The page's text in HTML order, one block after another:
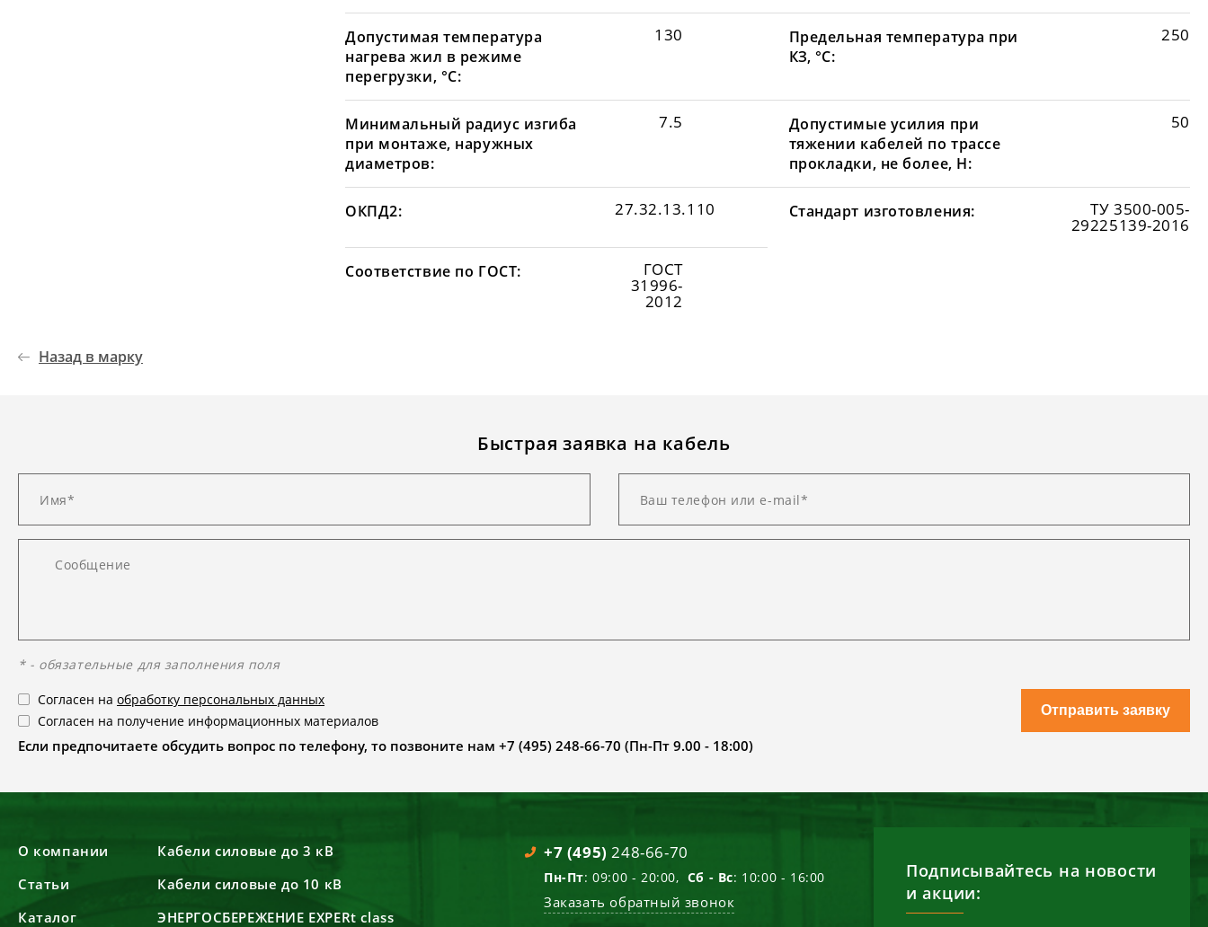
Допустимая температура
нагрева жил в режиме
перегрузки, °С:
130
Предельная температура при
КЗ, °С:
250
Минимальный радиус изгиба
при монтаже, наружных
диаметров:
7.5
Допустимые усилия при
тяжении кабелей по трассе
прокладки, не более, Н:
50
ОКПД2: 27.32.13.110 Стандарт изготовления: ТУ 3500-005-
29225139-2016
Соответствие по ГОСТ: ГОСТ
31996-
2012
Назад в марку
Быстрая заявка на кабель
* - обязательные для заполнения поля
Согласен на обработку персональных данных
Согласен на получение информационных материалов
Если предпочитаете обсудить вопрос по телефону, то позвоните нам +7 (495) 248-66-70 (Пн-Пт 9.00 - 18:00)
Отправить заявку
О компании
Статьи
Каталог
Кабели силовые до 3 кВ
Кабели силовые до 10 кВ
ЭНЕРГОСБЕРЕЖЕНИЕ EXPERt class
+7 (495) 248-66-70
Пн-Пт: 09:00 - 20:00, Сб - Вс: 10:00 - 16:00
Заказать обратный звонок
Подписывайтесь на новости
и акции: